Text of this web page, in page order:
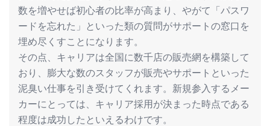
数を増やせば初心者の比率が高まり、やがて「パスワ
ードを忘れた」といった類の質問がサポートの窓口を
埋め尽くすことになります。
その点、キャリアは全国に数千店の販売網を構築して
おり、膨大な数のスタッフが販売やサポートといった
泥臭い仕事を引き受けてくれます。新規参入するメー
カーにとっては、キャリア採用が決まった時点である
程度は成功したといえるわけです。